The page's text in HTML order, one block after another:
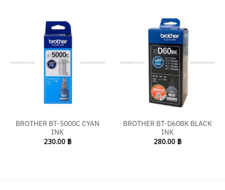
BROTHER BT-5000C CYAN
INK
230.00 ฿
BROTHER BT-D60BK BLACK
INK
280.00 ฿